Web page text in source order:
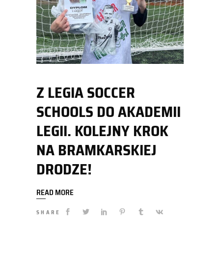
Z LEGIA SOCCER
SCHOOLS DO AKADEMII
LEGII. KOLEJNY KROK
NA BRAMKARSKIEJ
DRODZE!
READ MORE
SHARE